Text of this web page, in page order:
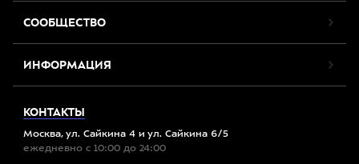
СООБЩЕСТВО
ИНФОРМАЦИЯ
КОНТАКТЫ
Москва, ул. Сайкина 4 и ул. Сайкина 6/5
ежедневно с 10:00 до 24:00